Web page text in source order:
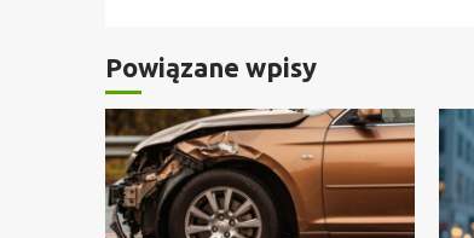
Powiązane wpisy